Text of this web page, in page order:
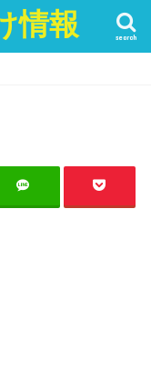
情報 search